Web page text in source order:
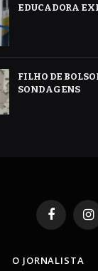
EDUCADORA
FILHO DE
SONDAGENS
Facebook
O JORNALISTA